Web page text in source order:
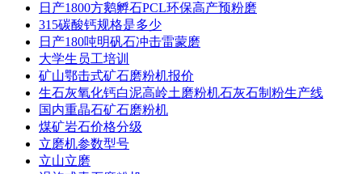
日产1800方鹅孵石PCL环保高产预粉磨
315碳酸钙规格是多少
日产180吨明矾石冲击雷蒙磨
大学生员工培训
矿山鄂击式矿石磨粉机报价
生石灰氧化钙白泥高岭土磨粉机石灰石制粉生产线
国内重晶石矿石磨粉机
煤矿岩石价格分级
立磨机参数型号
立山立磨